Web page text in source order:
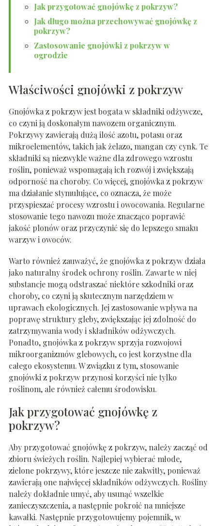
Jak przygotować gnojówkę z pokrzyw?
Jak długo można przechowywać gnojówkę z
pokrzyw?
Zastosowanie gnojówki z pokrzyw w
ogrodzie
Właściwości gnojówki z pokrzyw
Gnojówka z pokrzyw jest bogata w składniki odżywcze,
co czyni ją doskonałym nawozem organicznym.
Pokrzywy zawierają dużą ilość azotu, potasu oraz
mikroelementów, takich jak żelazo, mangan czy cynk. Te
składniki są niezwykle ważne dla zdrowego wzrostu
roślin, ponieważ wspomagają ich rozwój i zwiększają
odporność na choroby. Co więcej, gnojówka z pokrzyw
ma działanie stymulujące, co oznacza, że może
przyspieszać procesy wzrostu i owocowania. Regularne
stosowanie tego nawozu może znacząco poprawić
jakość plonów oraz przyczynić się do lepszego smaku
warzyw i owoców.
Warto również zauważyć, że gnojówka z pokrzyw działa
jako naturalny środek ochrony roślin. Zawarte w niej
substancje mogą odstraszać niektóre szkodniki oraz
choroby, co czyni ją skutecznym narzędziem w
uprawach ekologicznych. Jej zastosowanie wpływa na
poprawę struktury gleby, zwiększając jej zdolność do
zatrzymywania wody i składników odżywczych.
Ponadto, gnojówka z pokrzyw sprzyja rozwojowi
mikroorganizmów glebowych, co jest korzystne dla
całego ekosystemu. W związku z tym, stosowanie
gnojówki z pokrzyw przynosi korzyści nie tylko
roślinom, ale również całemu środowisku.
Jak przygotować gnojówkę z
pokrzyw?
Aby przygotować gnojówkę z pokrzyw, należy zacząć od
zbioru świeżych roślin. Najlepiej wybierać młode,
zielone pokrzywy, które jeszcze nie zakwitły, ponieważ
zawierają one najwięcej składników odżywczych. Rośliny
należy dokładnie umyć, aby usunąć wszelkie
zanieczyszczenia, a następnie pokroić na mniejsze
kawałki. Następnie przygotowujemy pojemnik, w